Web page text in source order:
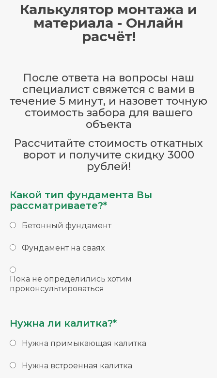
Калькулятор монтажа и
материала - Онлайн
расчёт!
После ответа на вопросы наш
специалист свяжется с вами в
течение 5 минут, и назовет точную
стоимость забора для вашего
объекта
Рассчитайте стоимость откатных
ворот и получите скидку 3000
рублей!
Какой тип фундамента Вы
рассматриваете?*
Бетонный фундамент
Фундамент на сваях
Пока не определились хотим
проконсультироваться
Нужна ли калитка?*
Нужна примыкающая калитка
Нужна встроенная калитка